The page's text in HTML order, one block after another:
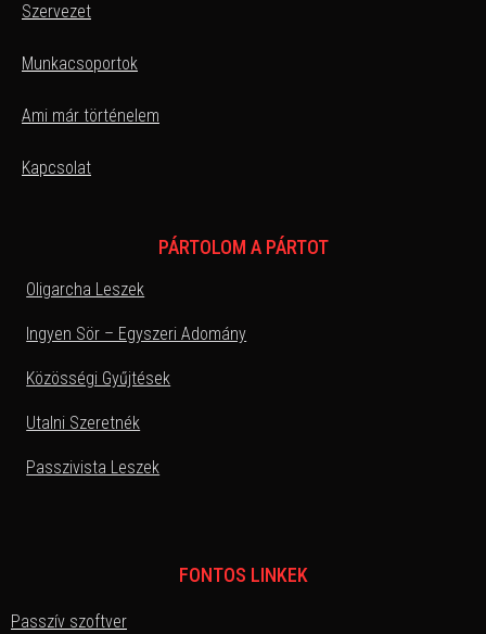
Szervezet
Munkacsoportok
Ami már történelem
Kapcsolat
PÁRTOLOM A PÁRTOT
Oligarcha Leszek
Ingyen Sör – Egyszeri Adomány
Közösségi Gyűjtések
Utalni Szeretnék
Passzivista Leszek
FONTOS LINKEK
Passzív szoftver